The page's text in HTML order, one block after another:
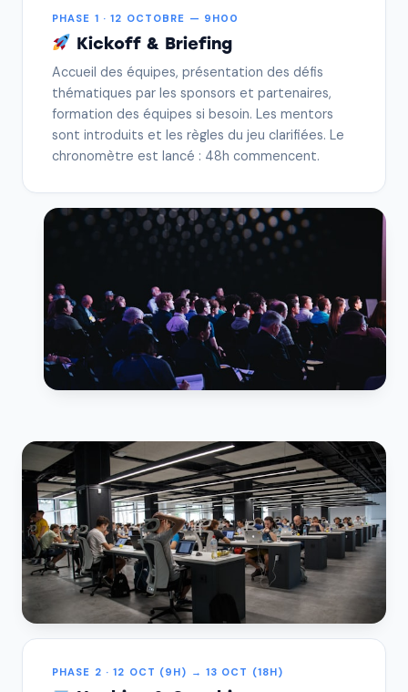
PHASE 1 · 12 OCTOBRE — 9H00
Kickoff & Briefing
Accueil des équipes, présentation des défis
thématiques par les sponsors et partenaires,
formation des équipes si besoin. Les mentors
sont introduits et les règles du jeu clarifiées. Le
chronomètre est lancé : 48h commencent.
PHASE 2 · 12 OCT (9H) → 13 OCT (18H)